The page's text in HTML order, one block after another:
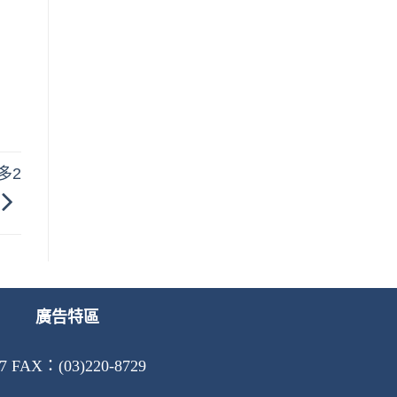
2
廣告特區
FAX：(03)220-8729